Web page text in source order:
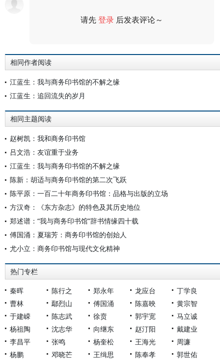
请先登录 后发表评论～
相同作者阅读
江蓝生：我与商务印书馆的不解之缘
江蓝生：追回流失的岁月
相同主题阅读
赵树凯：我和商务印书馆
吕文浩：友谊重于业务
江蓝生：我与商务印书馆的不解之缘
陈新：胡适与商务印书馆的第二次飞跃
陈平原：一百二十年商务印书馆：品格与出版的立场
方汉奇：《东方杂志》的特色及其历史地位
郑述谱：“我与商务印书馆”辞书情缘四十载
傅国涌：夏瑞芳：商务印书馆的创始人
尤小立：商务印书馆与现代文化精神
热门专栏
秦晖 陈行之 郑永年 龙应台
丁学良
曹林
鄢烈山 傅国涌 陈嘉映
黄宗智
于建嵘
陈志武 徐贲 郭宇宽
马立诚
杨祖陶
沈志华 向继东 赵汀阳
戴建业
李昌平
张鸣 杨奎松 王海光
周濂
杨鹏
邓晓芒 王缉思 陈奉孝
郭世佑